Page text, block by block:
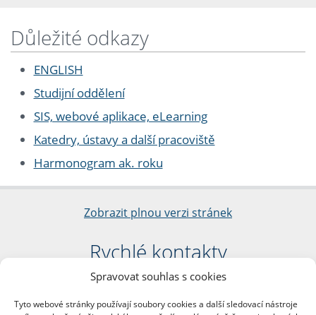
Spravovat souhlas s cookies
Tyto webové stránky používají soubory cookies a další sledovací nástroje
Důležité odkazy
ENGLISH
Studijní oddělení
SIS, webové aplikace, eLearning
Katedry, ústavy a další pracoviště
Harmonogram ak. roku
Zobrazit plnou verzi stránek
Rychlé kontakty
Filozofická fakulta
nám. Jana Palacha 1/2